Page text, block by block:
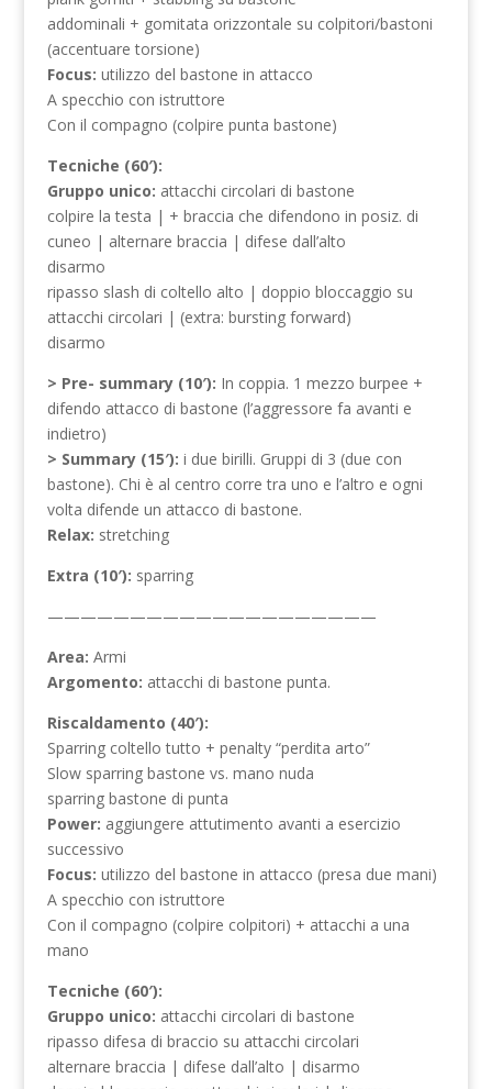
addominali + gomitata orizzontale su colpitori/bastoni
(accentuare torsione)
Focus: utilizzo del bastone in attacco
A specchio con istruttore
Con il compagno (colpire punta bastone)
Tecniche (60′):
Gruppo unico: attacchi circolari di bastone
colpire la testa | + braccia che difendono in posiz. di
cuneo | alternare braccia | difese dall’alto
disarmo
ripasso slash di coltello alto | doppio bloccaggio su
attacchi circolari | (extra: bursting forward)
disarmo
> Pre- summary (10′): In coppia. 1 mezzo burpee +
difendo attacco di bastone (l’aggressore fa avanti e
indietro)
> Summary (15′): i due birilli. Gruppi di 3 (due con
bastone). Chi è al centro corre tra uno e l’altro e ogni
volta difende un attacco di bastone.
Relax: stretching
Extra (10′): sparring
————————————————————
Area: Armi
Argomento: attacchi di bastone punta.
Riscaldamento (40′):
Sparring coltello tutto + penalty “perdita arto”
Slow sparring bastone vs. mano nuda
sparring bastone di punta
Power: aggiungere attutimento avanti a esercizio
successivo
Focus: utilizzo del bastone in attacco (presa due mani)
A specchio con istruttore
Con il compagno (colpire colpitori) + attacchi a una
mano
Tecniche (60′):
Gruppo unico: attacchi circolari di bastone
ripasso difesa di braccio su attacchi circolari
alternare braccia | difese dall’alto | disarmo